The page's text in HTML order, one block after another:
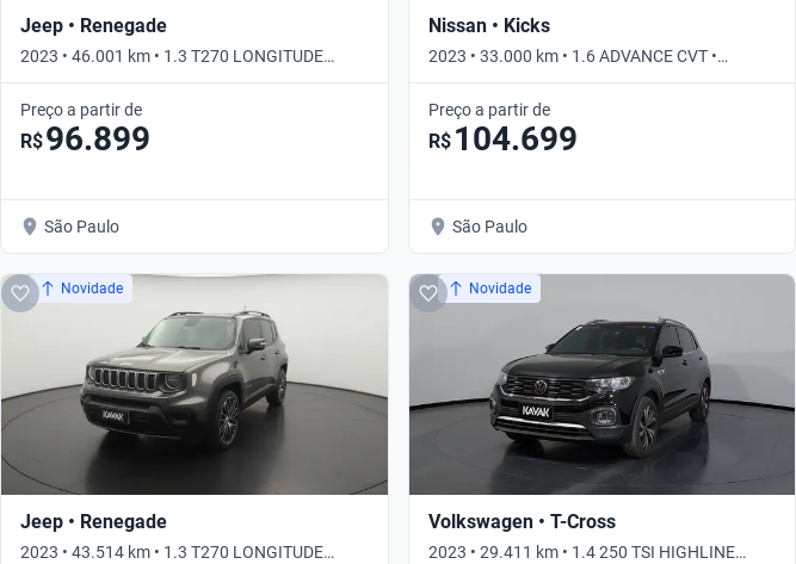
Jeep • Renegade
2023 • 46.001 km • 1.3 T270 LONGITUDE
AUTO • Automático
Preço a partir de
R$96.899
São Paulo
Nissan • Kicks
2023 • 33.000 km • 1.6 ADVANCE CVT •
Automático
Preço a partir de
R$ 104.699
São Paulo
Novidade
Jeep • Renegade
2023 • 43.514 km • 1.3 T270 LONGITUDE
Novidade
Volkswagen • T-Cross
2023 • 29.411 km • 1.4 250 TSI HIGHLINE